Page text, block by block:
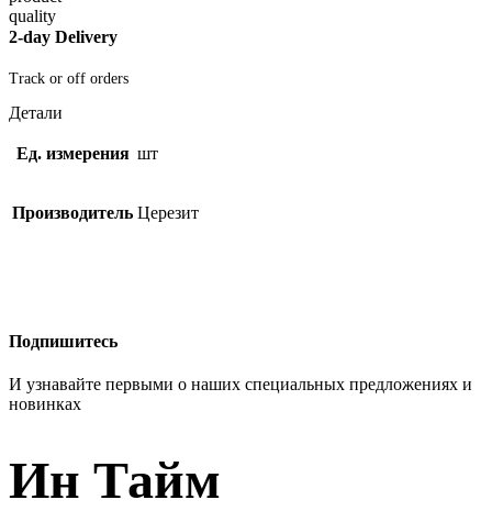
2-day Delivery
Track or off orders
Детали
Ед. измерения шт
Производитель Церезит
Подпишитесь
И узнавайте первыми о наших специальных предложениях и
новинках
Ин Тайм